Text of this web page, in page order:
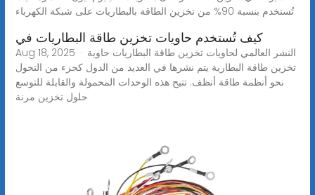
تُستخدم بنسبة 90% من تخزين الطاقة بالبطاريات على شبكة الكهرباء
كيف تُستخدم حاويات تخزين طاقة البطاريات في
Aug 18, 2025 · النشر العالمي لحاويات تخزين طاقة البطاريات حاوية
تخزين طاقة البطارية يتم نشرها في العديد من الدول كجزء من التحول
نحو أنظمة طاقة أنظف. تتيح هذه الوحدات المحمولة والقابلة للتوسع
حلول تخزين مرنة